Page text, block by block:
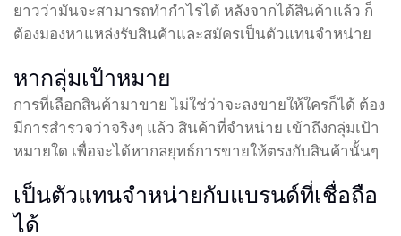
ยาวว่ามันจะสามารถทำกำไรได้ หลังจากได้สินค้าแล้ว ก็
ต้องมองหาแหล่งรับสินค้าและสมัครเป็นตัวแทนจำหน่าย
หากลุ่มเป้าหมาย
การที่เลือกสินค้ามาขาย ไม่ใช่ว่าจะลงขายให้ใครก็ได้ ต้อง
มีการสำรวจว่าจริงๆ แล้ว สินค้าที่จำหน่าย เข้าถึงกลุ่มเป้า
หมายใด เพื่อจะได้หากลยุทธ์การขายให้ตรงกับสินค้านั้นๆ
เป็นตัวแทนจำหน่ายกับแบรนด์ที่เชื่อถือ
ได้